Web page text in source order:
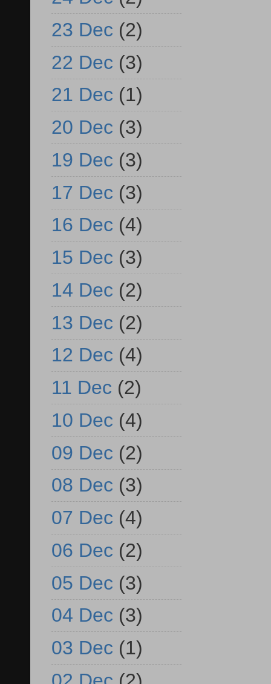
23 Dec (2)
22 Dec (3)
21 Dec (1)
20 Dec (3)
19 Dec (3)
17 Dec (3)
16 Dec (4)
15 Dec (3)
14 Dec (2)
13 Dec (2)
12 Dec (4)
11 Dec (2)
10 Dec (4)
09 Dec (2)
08 Dec (3)
07 Dec (4)
06 Dec (2)
05 Dec (3)
04 Dec (3)
03 Dec (1)